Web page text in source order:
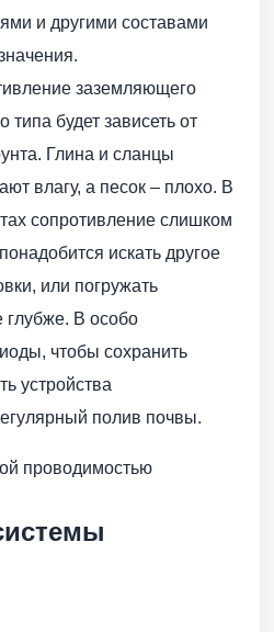
и другими составами
заземляющего
типа будет зависеть от
Глина и сланцы
влагу, а песок – плохо. В
сопротивление слишком
искать другое
или погружать
глубже. В особо
чтобы сохранить
устройства
полив почвы.
проводимостью